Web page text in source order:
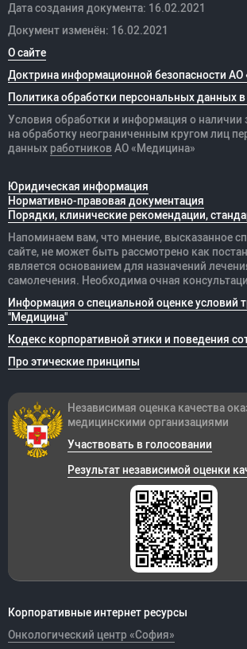
Дата создания документа: 16.02.2021
Документ изменён: 16.02.2021
О сайте
Доктрина информационной безопасности АО
Политика обработки персональных данных
Условия обработки и информация о наличии
на обработку неограниченным кругом лиц
данных работников АО «Медицина»
Юридическая информация
Нормативно-правовая документация
Порядки, клинические рекомендации,
Напоминаем вам, что мнение, высказанное
сайте, не может быть рассмотрено как
является основанием для назначений
самолечения. Необходима очная
Информация о специальной оценке условий
"Медицина"
Кодекс корпоративной этики и поведения
Про этические принципы
Корпоративные интернет ресурсы
Онкологический центр «София»
Независимая оценка качества
медицинскими организациями
Участвовать в голосовании
Результат независимой оценки